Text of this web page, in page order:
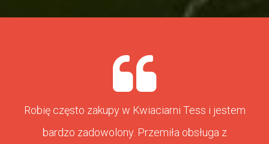
Robię często zakupy w Kwiaciarni Tess i jestem
bardzo zadowolony. Przemiła obsługa z